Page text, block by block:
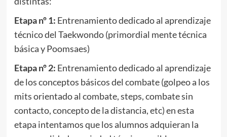
Etapa nº 1: Entrenamiento dedicado al aprendizaje
técnico del Taekwondo (primordial mente técnica
básica y Poomsaes)
Etapa nº 2: Entrenamiento dedicado al aprendizaje
de los conceptos básicos del combate (golpeo a los
mits orientado al combate, steps, combate sin
contacto, concepto de la distancia, etc) en esta
etapa intentamos que los alumnos adquieran la